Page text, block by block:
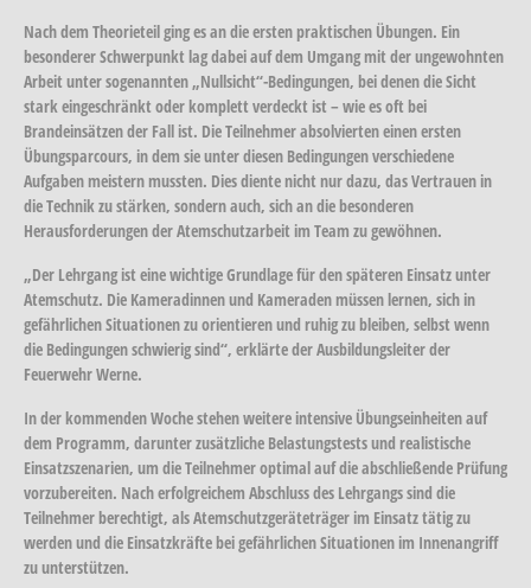
Nach dem Theorieteil ging es an die ersten praktischen Übungen. Ein
besonderer Schwerpunkt lag dabei auf dem Umgang mit der ungewohnten
Arbeit unter sogenannten „Nullsicht“-Bedingungen, bei denen die Sicht
stark eingeschränkt oder komplett verdeckt ist – wie es oft bei
Brandeinsätzen der Fall ist. Die Teilnehmer absolvierten einen ersten
Übungsparcours, in dem sie unter diesen Bedingungen verschiedene
Aufgaben meistern mussten. Dies diente nicht nur dazu, das Vertrauen in
die Technik zu stärken, sondern auch, sich an die besonderen
Herausforderungen der Atemschutzarbeit im Team zu gewöhnen.
„Der Lehrgang ist eine wichtige Grundlage für den späteren Einsatz unter
Atemschutz. Die Kameradinnen und Kameraden müssen lernen, sich in
gefährlichen Situationen zu orientieren und ruhig zu bleiben, selbst wenn
die Bedingungen schwierig sind“, erklärte der Ausbildungsleiter der
Feuerwehr Werne.
In der kommenden Woche stehen weitere intensive Übungseinheiten auf
dem Programm, darunter zusätzliche Belastungstests und realistische
Einsatzszenarien, um die Teilnehmer optimal auf die abschließende Prüfung
vorzubereiten. Nach erfolgreichem Abschluss des Lehrgangs sind die
Teilnehmer berechtigt, als Atemschutzgeräteträger im Einsatz tätig zu
werden und die Einsatzkräfte bei gefährlichen Situationen im Innenangriff
zu unterstützen.